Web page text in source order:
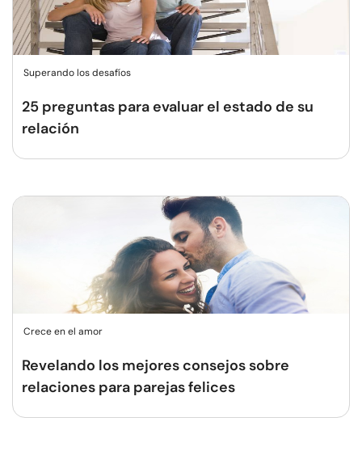
Superando los desafíos
25 preguntas para evaluar el estado de su
relación
Crece en el amor
Revelando los mejores consejos sobre
relaciones para parejas felices